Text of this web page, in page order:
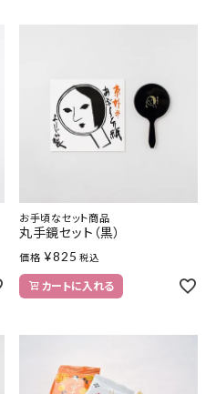
お手頃なセット商品
丸手鏡セット（黒）
価格 ¥825 税込
カートに入れる